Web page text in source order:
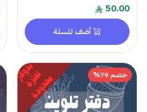
50.00
أضف للسلة
خصم 79%